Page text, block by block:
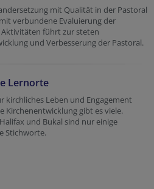
mit Qualität in der Pastoral
verbundene Evaluierung der
führt zur steten
und Verbesserung der Pastoral.
Lernorte
kirchliches Leben und Engagement
Kirchenentwicklung gibt es viele.
und Bukal sind nur einige
Stichworte.